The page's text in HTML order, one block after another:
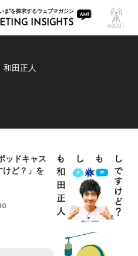
ま"を探求するウェブマガジン
INSIGHTS ABOUT
和田正人
ッドキャス
けど？」を